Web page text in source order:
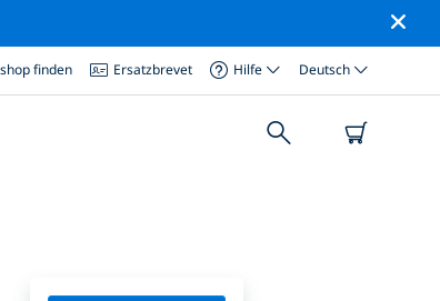
finden Ersatzbrevet Hilfe Deutsch